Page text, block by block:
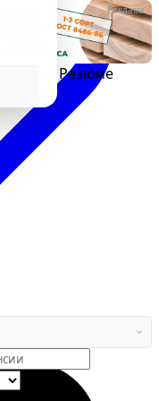
Реклама
Резюме